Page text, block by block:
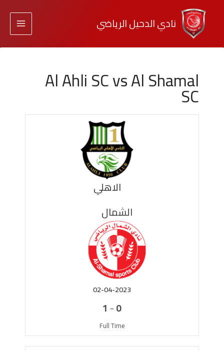
نادي الدحيل الرياضي
Al Ahli SC vs Al Shamal
SC
الاهلي
الشمال
02-04-2023
0
-
1
Full Time